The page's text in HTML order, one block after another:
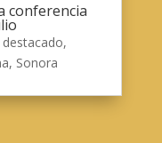
conferencia
destacado,
, Sonora